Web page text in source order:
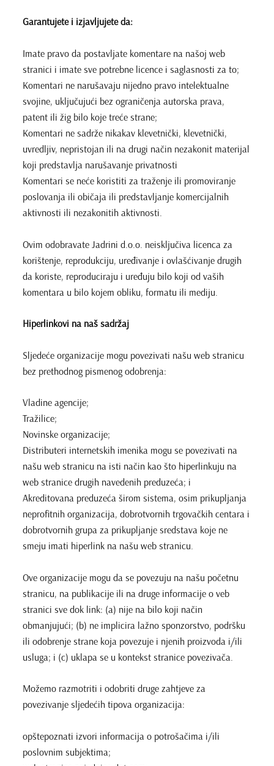
Garantujete i izjavljujete da:
Imate pravo da postavljate komentare na našoj web
stranici i imate sve potrebne licence i saglasnosti za to;
Komentari ne narušavaju nijedno pravo intelektualne
svojine, uključujući bez ograničenja autorska prava,
patent ili žig bilo koje treće strane;
Komentari ne sadrže nikakav klevetnički, klevetnički,
uvredljiv, nepristojan ili na drugi način nezakonit materijal
koji predstavlja narušavanje privatnosti
Komentari se neće koristiti za traženje ili promoviranje
poslovanja ili običaja ili predstavljanje komercijalnih
aktivnosti ili nezakonitih aktivnosti.
Ovim odobravate Jadrini d.o.o. neisključiva licenca za
korištenje, reprodukciju, uređivanje i ovlašćivanje drugih
da koriste, reproduciraju i uređuju bilo koji od vaših
komentara u bilo kojem obliku, formatu ili mediju.
Hiperlinkovi na naš sadržaj
Sljedeće organizacije mogu povezivati našu web stranicu
bez prethodnog pismenog odobrenja:
Vladine agencije;
Tražilice;
Novinske organizacije;
Distributeri internetskih imenika mogu se povezivati na
našu web stranicu na isti način kao što hiperlinkuju na
web stranice drugih navedenih preduzeća; i
Akreditovana preduzeća širom sistema, osim prikupljanja
neprofitnih organizacija, dobrotvornih trgovačkih centara i
dobrotvornih grupa za prikupljanje sredstava koje ne
smeju imati hiperlink na našu web stranicu.
Ove organizacije mogu da se povezuju na našu početnu
stranicu, na publikacije ili na druge informacije o veb
stranici sve dok link: (a) nije na bilo koji način
obmanjujući; (b) ne implicira lažno sponzorstvo, podršku
ili odobrenje strane koja povezuje i njenih proizvoda i/ili
usluga; i (c) uklapa se u kontekst stranice povezivača.
Možemo razmotriti i odobriti druge zahtjeve za
povezivanje sljedećih tipova organizacija:
opštepoznati izvori informacija o potrošačima i/ili
poslovnim subjektima;